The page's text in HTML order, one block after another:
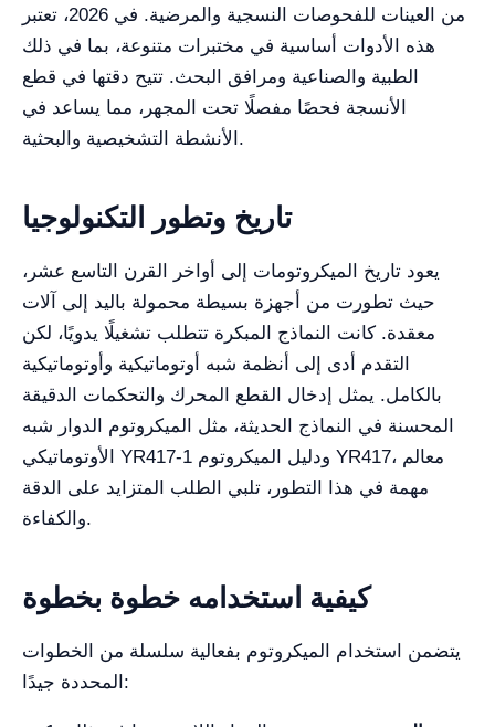
من العينات للفحوصات النسجية والمرضية. في 2026، تعتبر
هذه الأدوات أساسية في مختبرات متنوعة، بما في ذلك
الطبية والصناعية ومرافق البحث. تتيح دقتها في قطع
الأنسجة فحصًا مفصلًا تحت المجهر، مما يساعد في
الأنشطة التشخيصية والبحثية.
تاريخ وتطور التكنولوجيا
يعود تاريخ الميكروتومات إلى أواخر القرن التاسع عشر،
حيث تطورت من أجهزة بسيطة محمولة باليد إلى آلات
معقدة. كانت النماذج المبكرة تتطلب تشغيلًا يدويًا، لكن
التقدم أدى إلى أنظمة شبه أوتوماتيكية وأوتوماتيكية
بالكامل. يمثل إدخال القطع المحرك والتحكمات الدقيقة
المحسنة في النماذج الحديثة، مثل الميكروتوم الدوار شبه
الأوتوماتيكي YR417-1 ودليل الميكروتوم YR417، معالم
مهمة في هذا التطور، تلبي الطلب المتزايد على الدقة
والكفاءة.
كيفية استخدامه خطوة بخطوة
يتضمن استخدام الميكروتوم بفعالية سلسلة من الخطوات
المحددة جيدًا: